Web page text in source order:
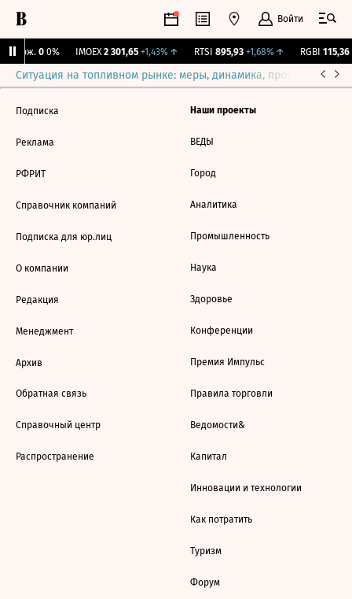
Войти
Бирж. 0 0% IMOEX 2 301,65 +1,43%↑ RTSI 895,93 +1,68%↑ RGBI 115,36
Ситуация на топливном рынке: меры, динамика, прогнозы
Подписка
Реклама
РФРИТ
Справочник компаний
Подписка для юр.лиц
О компании
Редакция
Менеджмент
Архив
Обратная связь
Справочный центр
Распространение
Наши проекты
ВЕДЫ
Город
Аналитика
Промышленность
Наука
Здоровье
Конференции
Премия Импульс
Правила торговли
Ведомости&
Капитал
Инновации и технологии
Как потратить
Туризм
Форум